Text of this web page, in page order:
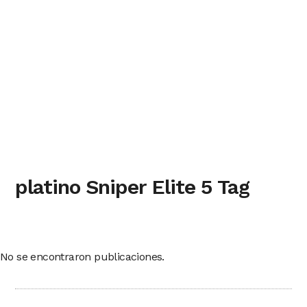
platino Sniper Elite 5 Tag
No se encontraron publicaciones.